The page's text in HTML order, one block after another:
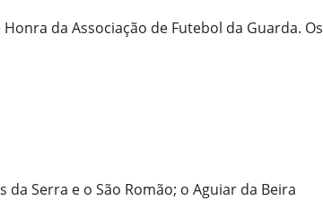
da Associação de Futebol da Guarda. Os
Serra e o São Romão; o Aguiar da Beira